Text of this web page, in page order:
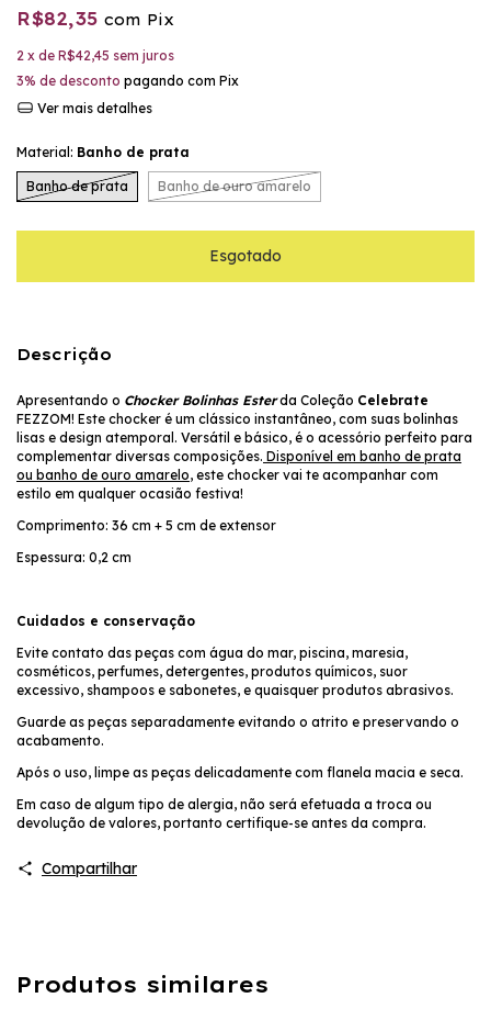
R$82,35 com Pix
2 x de R$42,45 sem juros
3% de desconto pagando com Pix
Ver mais detalhes
Material: Banho de prata
Banho de prata Banho de ouro amarelo
Descrição
Apresentando o Chocker Bolinhas Esterda Coleção Celebrate
FEZZOM! Este chocker é um clássico instantâneo, com suas bolinhas
lisas e design atemporal. Versátil e básico, é o acessório perfeito para
complementar diversas composições. Disponível em banho de prata
ou banho de ouro amarelo, este chocker vai te acompanhar com
estilo em qualquer ocasião festiva!
Comprimento: 36 cm + 5 cm de extensor
Espessura: 0,2 cm
Cuidados e conservação
Evite contato das peças com água do mar, piscina, maresia,
cosméticos, perfumes, detergentes, produtos químicos, suor
excessivo, shampoos e sabonetes, e quaisquer produtos abrasivos.
Guarde as peças separadamente evitando o atrito e preservando o
acabamento.
Após o uso, limpe as peças delicadamente com flanela macia e seca.
Em caso de algum tipo de alergia, não será efetuada a troca ou
devolução de valores, portanto certifique-se antes da compra.
Compartilhar
Produtos similares